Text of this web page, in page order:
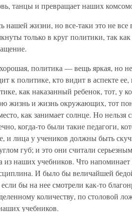
танцы и превращает наших
нашей жизни, но все-таки это не
только в круг политики, так
политика — вещь яркая, но
к политике, кто видит в аспекте
как наказанный ребенок, тот, у
жизнь и жизнь окружающих, тот
как занимает солнце. Но нельзя
когда-то были такие педагоги,
и лица у учеников должны быть
губ; и это они считали
из наших учебников. Что
И было бы величайшей
бы на нее смотрели как-то
количеству, по столовой
учебников.